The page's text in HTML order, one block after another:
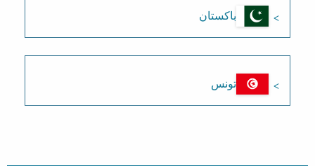
باكستان
تونس